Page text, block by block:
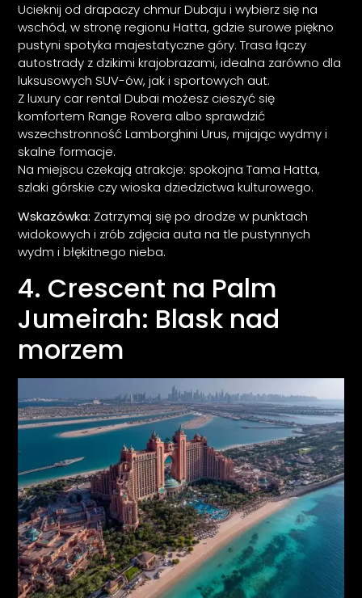
Ucieknij od drapaczy chmur Dubaju i wybierz się na
wschód, w stronę regionu Hatta, gdzie surowe piękno
pustyni spotyka majestatyczne góry. Trasa łączy
autostrady z dzikimi krajobrazami, idealna zarówno dla
luksusowych SUV-ów, jak i sportowych aut.
Z luxury car rental Dubai możesz cieszyć się
komfortem Range Rovera albo sprawdzić
wszechstronność Lamborghini Urus, mijając wydmy i
skalne formacje.
Na miejscu czekają atrakcje: spokojna Tama Hatta,
szlaki górskie czy wioska dziedzictwa kulturowego.
Wskazówka: Zatrzymaj się po drodze w punktach
widokowych i zrób zdjęcia auta na tle pustynnych
wydm i błękitnego nieba.
4. Crescent na Palm
Jumeirah: Blask nad
morzem